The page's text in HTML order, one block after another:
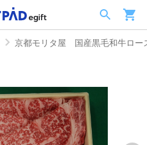
京都モリタ屋 国産黒毛和牛ロー